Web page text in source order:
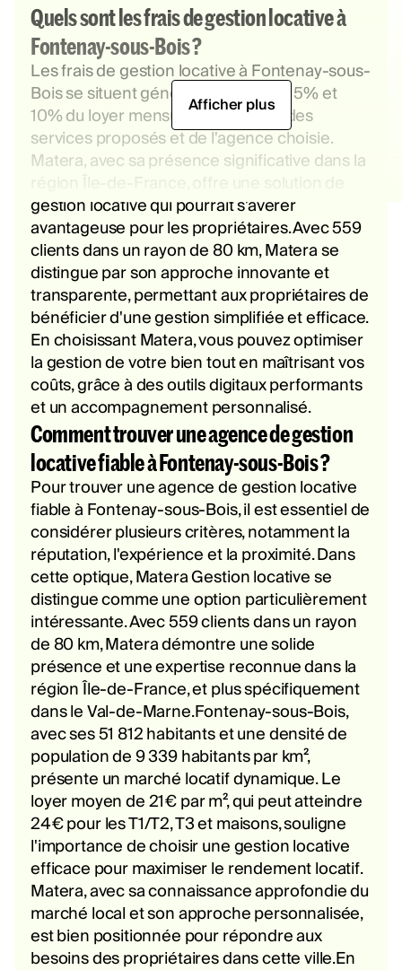
Quels sont les frais de gestion locative à
Fontenay-sous-Bois ?
Les frais de gestion locative à Fontenay-sous-
Bois se situent généralement entre 5% et
10% du loyer mensuel, en fonction des
services proposés et de l'agence choisie.
Matera, avec sa présence significative dans la
région Île-de-France, offre une solution de
gestion locative qui pourrait s'avérer
avantageuse pour les propriétaires. Avec 559
clients dans un rayon de 80 km, Matera se
distingue par son approche innovante et
transparente, permettant aux propriétaires de
bénéficier d'une gestion simplifiée et efficace.
En choisissant Matera, vous pouvez optimiser
la gestion de votre bien tout en maîtrisant vos
coûts, grâce à des outils digitaux performants
et un accompagnement personnalisé.
Comment trouver une agence de gestion
locative fiable à Fontenay-sous-Bois ?
Pour trouver une agence de gestion locative
fiable à Fontenay-sous-Bois, il est essentiel de
considérer plusieurs critères, notamment la
réputation, l'expérience et la proximité. Dans
cette optique, Matera Gestion locative se
distingue comme une option particulièrement
intéressante. Avec 559 clients dans un rayon
de 80 km, Matera démontre une solide
présence et une expertise reconnue dans la
région Île-de-France, et plus spécifiquement
dans le Val-de-Marne.Fontenay-sous-Bois,
avec ses 51 812 habitants et une densité de
population de 9 339 habitants par km²,
présente un marché locatif dynamique. Le
loyer moyen de 21€ par m², qui peut atteindre
24€ pour les T1/T2, T3 et maisons, souligne
l'importance de choisir une gestion locative
efficace pour maximiser le rendement locatif.
Matera, avec sa connaissance approfondie du
marché local et son approche personnalisée,
est bien positionnée pour répondre aux
besoins des propriétaires dans cette ville.En
Afficher plus